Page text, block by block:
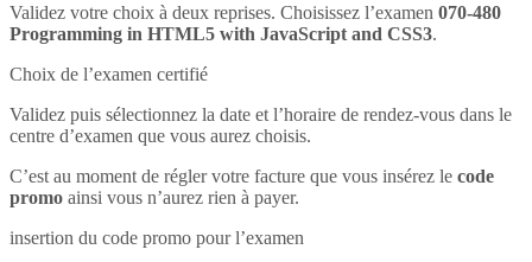
Validez votre choix à deux reprises. Choisissez l’examen 070-480
Programming in HTML5 with JavaScript and CSS3.
Choix de l’examen certifié
Validez puis sélectionnez la date et l’horaire de rendez-vous dans le
centre d’examen que vous aurez choisis.
C’est au moment de régler votre facture que vous insérez le code
promo ainsi vous n’aurez rien à payer.
insertion du code promo pour l’examen